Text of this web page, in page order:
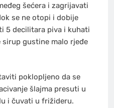
šećera i zagrijavati
se ne otopi i dobije
5 decilitara piva i kuhati
gustine malo rjeđe
poklopljeno da se
šlajma presuti u
i čuvati u frižideru.